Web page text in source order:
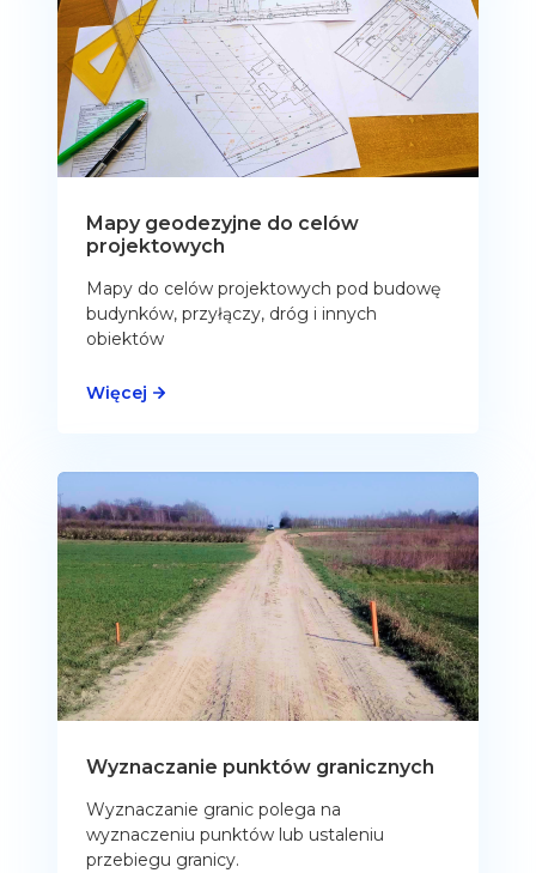
Mapy geodezyjne do celów
projektowych
Mapy do celów projektowych pod budowę
budynków, przyłączy, dróg i innych
obiektów
Więcej
Wyznaczanie punktów granicznych
Wyznaczanie granic polega na
wyznaczeniu punktów lub ustaleniu
przebiegu granicy.